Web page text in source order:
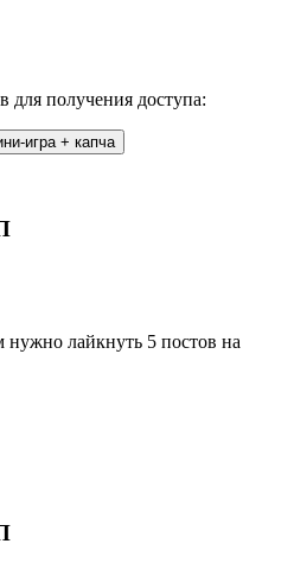
для получения доступа:
игра + капча
лайкнуть 5 постов на